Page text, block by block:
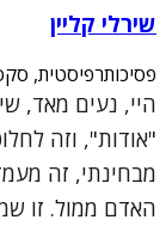
שירלי קליין
פסיכותרפיסטית,
היי, נעים מאד,
"אודות", וזה
מבחינתי, זה
האדם ממול. זו